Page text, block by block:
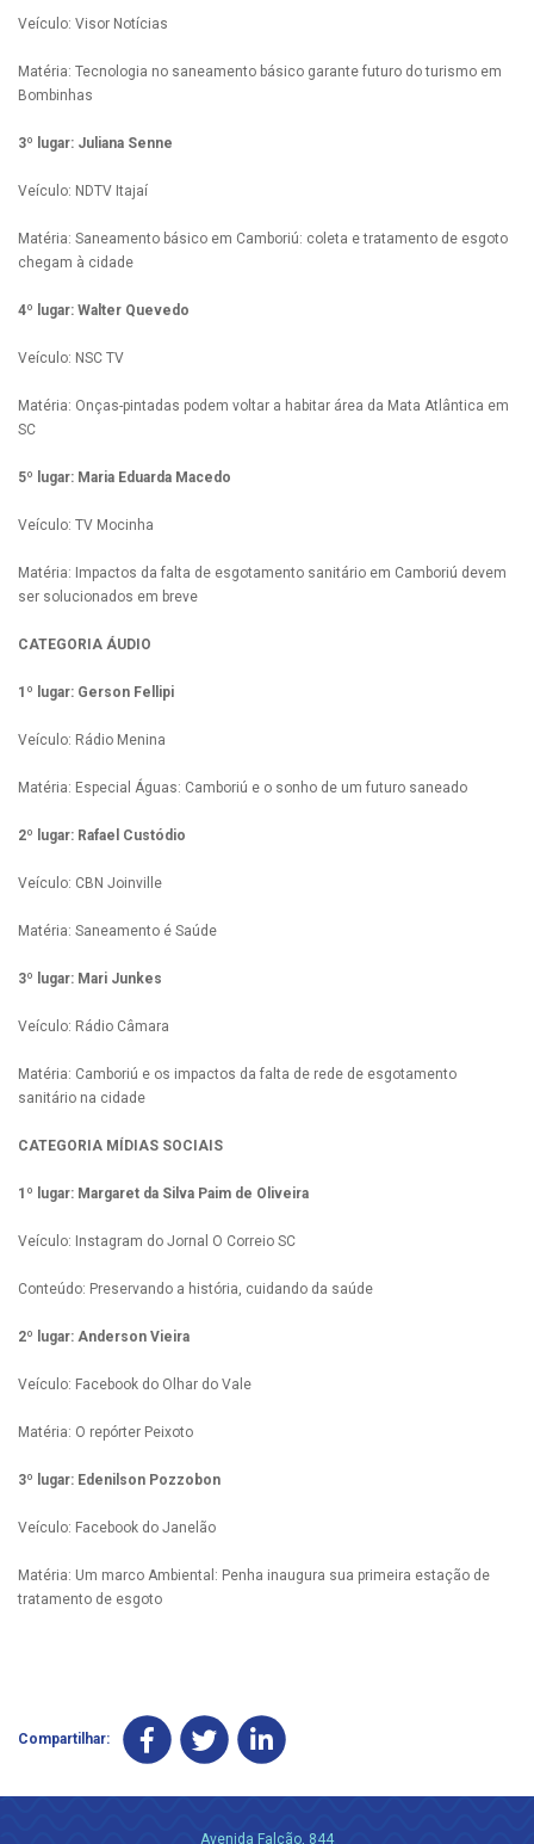
Veículo: Visor Notícias
Matéria: Tecnologia no saneamento básico garante futuro do turismo em
Bombinhas
3º lugar: Juliana Senne
Veículo: NDTV Itajaí
Matéria: Saneamento básico em Camboriú: coleta e tratamento de esgoto
chegam à cidade
4º lugar: Walter Quevedo
Veículo: NSC TV
Matéria: Onças-pintadas podem voltar a habitar área da Mata Atlântica em
SC
5º lugar: Maria Eduarda Macedo
Veículo: TV Mocinha
Matéria: Impactos da falta de esgotamento sanitário em Camboriú devem
ser solucionados em breve
CATEGORIA ÁUDIO
1º lugar: Gerson Fellipi
Veículo: Rádio Menina
Matéria: Especial Águas: Camboriú e o sonho de um futuro saneado
2º lugar: Rafael Custódio
Veículo: CBN Joinville
Matéria: Saneamento é Saúde
3º lugar: Mari Junkes
Veículo: Rádio Câmara
Matéria: Camboriú e os impactos da falta de rede de esgotamento
sanitário na cidade
CATEGORIA MÍDIAS SOCIAIS
1º lugar: Margaret da Silva Paim de Oliveira
Veículo: Instagram do Jornal O Correio SC
Conteúdo: Preservando a história, cuidando da saúde
2º lugar: Anderson Vieira
Veículo: Facebook do Olhar do Vale
Matéria: O repórter Peixoto
3º lugar: Edenilson Pozzobon
Veículo: Facebook do Janelão
Matéria: Um marco Ambiental: Penha inaugura sua primeira estação de
tratamento de esgoto
Compartilhar:
Avenida Falcão, 844